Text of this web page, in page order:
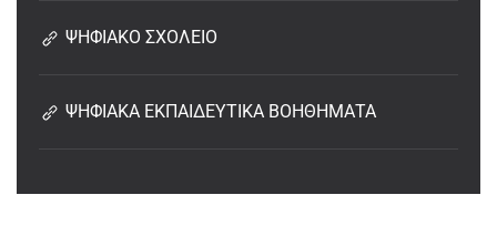
ΨΗΦΙΑΚΟ ΣΧΟΛΕΙΟ
ΨΗΦΙΑΚΑ ΕΚΠΑΙΔΕΥΤΙΚΑ ΒΟΗΘΗΜΑΤΑ